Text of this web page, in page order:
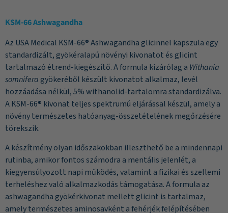
KSM-66 Ashwagandha
Az USA Medical KSM-66® Ashwagandha glicinnel kapszula egy
standardizált, gyökéralapú növényi kivonatot és glicint
tartalmazó étrend-kiegészítő. A formula kizárólag a Withania
somnifera gyökeréből készült kivonatot alkalmaz, levél
hozzáadása nélkül, 5% withanolid-tartalomra standardizálva.
A KSM-66® kivonat teljes spektrumú eljárással készül, amely a
növény természetes hatóanyag-összetételének megőrzésére
törekszik.
A készítmény olyan időszakokban illeszthető be a mindennapi
rutinba, amikor fontos számodra a mentális jelenlét, a
kiegyensúlyozott napi működés, valamint a fizikai és szellemi
terheléshez való alkalmazkodás támogatása. A formula az
ashwagandha gyökérkivonat mellett glicint is tartalmaz,
amely természetes aminosavként a fehérjék felépítésében